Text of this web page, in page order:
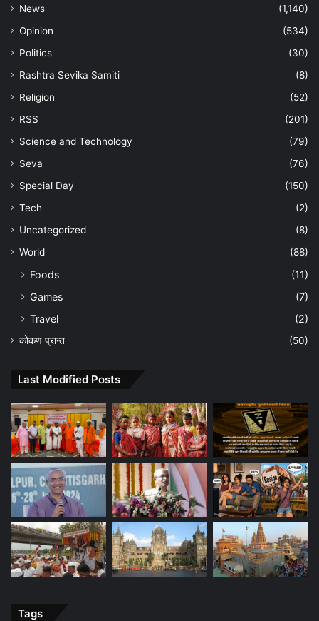
News
(1,140)
Opinion
(534)
Politics
(30)
Rashtra Sevika Samiti
(8)
Religion
(52)
RSS
(201)
Science and Technology
(79)
Seva
(76)
Special Day
(150)
Tech
(2)
Uncategorized
(8)
World
(88)
Foods
(11)
Games
(7)
Travel
(2)
कोकण प्रान्त (50)
Last Modified Posts
Tags